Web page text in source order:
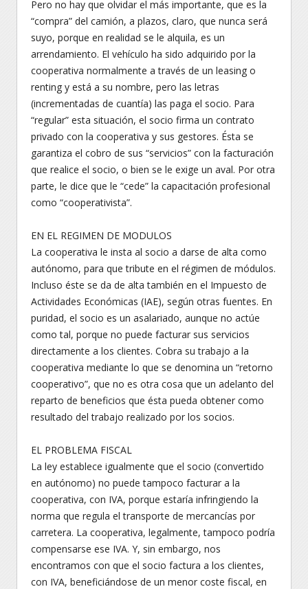
Pero no hay que olvidar el más importante, que es la
“compra” del camión, a plazos, claro, que nunca será
suyo, porque en realidad se le alquila, es un
arrendamiento. El vehículo ha sido adquirido por la
cooperativa normalmente a través de un leasing o
renting y está a su nombre, pero las letras
(incrementadas de cuantía) las paga el socio. Para
“regular” esta situación, el socio firma un contrato
privado con la cooperativa y sus gestores. Ésta se
garantiza el cobro de sus “servicios” con la facturación
que realice el socio, o bien se le exige un aval. Por otra
parte, le dice que le “cede” la capacitación profesional
como “cooperativista”.
EN EL REGIMEN DE MODULOS
La cooperativa le insta al socio a darse de alta como
autónomo, para que tribute en el régimen de módulos.
Incluso éste se da de alta también en el Impuesto de
Actividades Económicas (IAE), según otras fuentes. En
puridad, el socio es un asalariado, aunque no actúe
como tal, porque no puede facturar sus servicios
directamente a los clientes. Cobra su trabajo a la
cooperativa mediante lo que se denomina un “retorno
cooperativo”, que no es otra cosa que un adelanto del
reparto de beneficios que ésta pueda obtener como
resultado del trabajo realizado por los socios.
EL PROBLEMA FISCAL
La ley establece igualmente que el socio (convertido
en autónomo) no puede tampoco facturar a la
cooperativa, con IVA, porque estaría infringiendo la
norma que regula el transporte de mercancías por
carretera. La cooperativa, legalmente, tampoco podría
compensarse ese IVA. Y, sin embargo, nos
encontramos con que el socio factura a los clientes,
con IVA, beneficiándose de un menor coste fiscal, en